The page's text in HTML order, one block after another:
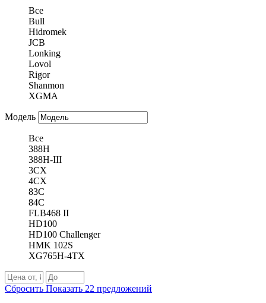
Все
Bull
Hidromek
JCB
Lonking
Lovol
Rigor
Shanmon
XGMA
Модель
Все
388H
388H-III
3CX
4CX
83C
84C
FLB468 II
HD100
HD100 Challenger
HMK 102S
XG765H-4TX
Сбросить Показать 22 предложений